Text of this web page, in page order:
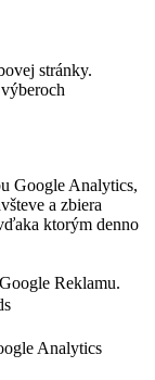
stránky.
Google Analytics,
a zbiera
ktorým denno
Reklamu.
Analytics